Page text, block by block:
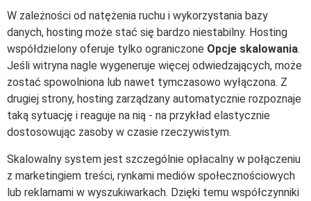
W zależności od natężenia ruchu i wykorzystania bazy
danych, hosting może stać się bardzo niestabilny. Hosting
współdzielony oferuje tylko ograniczone Opcje skalowania.
Jeśli witryna nagle wygeneruje więcej odwiedzających, może
zostać spowolniona lub nawet tymczasowo wyłączona. Z
drugiej strony, hosting zarządzany automatycznie rozpoznaje
taką sytuację i reaguje na nią - na przykład elastycznie
dostosowując zasoby w czasie rzeczywistym.
Skalowalny system jest szczególnie opłacalny w połączeniu
z marketingiem treści, rynkami mediów społecznościowych
lub reklamami w wyszukiwarkach. Dzięki temu współczynniki